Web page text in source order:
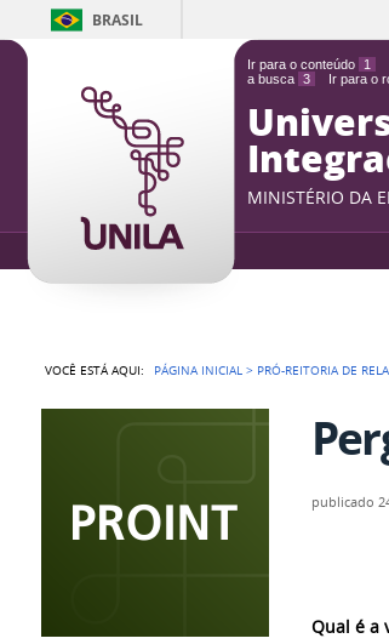
Ir para o conteúdo 1
a busca 3 Ir para o
BRASIL
MINISTÉRIO DA
VOCÊ ESTÁ AQUI: PÁGINA INICIAL > PRÓ-REITORIA DE
publicado
Qual é a